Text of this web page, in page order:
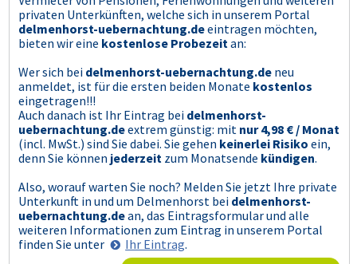
privaten Unterkünften, welche sich in unserem Portal
delmenhorst-uebernachtung.deeintragen möchten,
bieten wir eine kostenlose Probezeit an:
Wer sich bei delmenhorst-uebernachtung.de neu
anmeldet, ist für die ersten beiden Monate kostenlos
eingetragen!!!
Auch danach ist Ihr Eintrag bei delmenhorst-
uebernachtung.deextrem günstig: mit nur 4,98 € / Monat
(incl. MwSt.) sind Sie dabei. Sie gehen keinerlei Risiko ein,
denn Sie können jederzeit zum Monatsende kündigen.
Also, worauf warten Sie noch? Melden Sie jetzt Ihre private
Unterkunft in und um Delmenhorst bei delmenhorst-
uebernachtung.dean, das Eintragsformular und alle
weiteren Informationen zum Eintrag in unserem Portal
finden Sie unter
Ihr Eintrag.